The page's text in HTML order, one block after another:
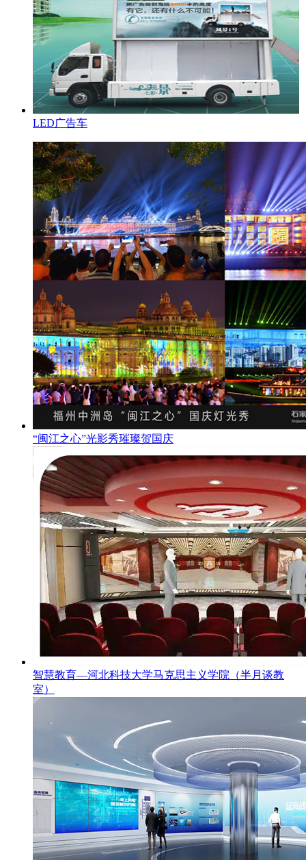
LED广告车
“闽江之心”光影秀璀璨贺国庆
智慧教育—河北科技大学马克思主义学院（半月谈教
室）